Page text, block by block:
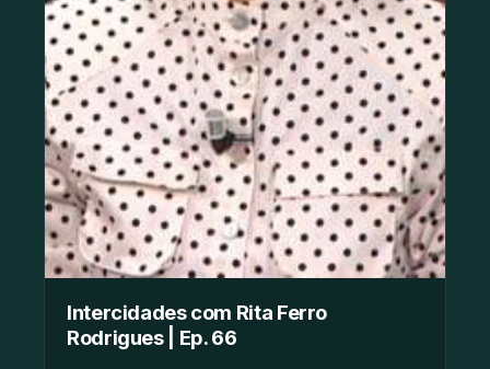
Intercidades com Rita Ferro
Rodrigues | Ep. 66